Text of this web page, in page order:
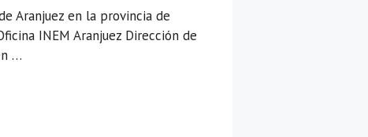
Aranjuez en la provincia de
INEM Aranjuez Dirección de
…